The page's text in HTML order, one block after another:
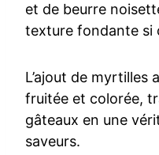
et de beurre
texture fondante si
L’ajout de myrtilles
fruitée et colorée,
gâteaux en une
saveurs.